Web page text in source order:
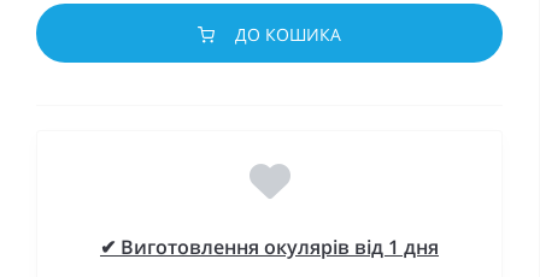
ДО КОШИКА
✔ Виготовлення окулярів від 1 дня